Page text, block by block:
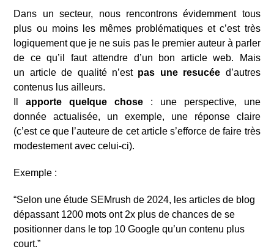
Dans un secteur, nous rencontrons évidemment tous
plus ou moins les mêmes problématiques et c’est très
logiquement que je ne suis pas le premier auteur à parler
de ce qu’il faut attendre d’un bon article web. Mais
un article de qualité n’est pas une resucée d’autres
contenus lus ailleurs.
Ilapporte quelque chose : une perspective, une
donnée actualisée, un exemple, une réponse claire
(c’est ce que l’auteure de cet article s’efforce de faire très
modestement avec celui-ci).
Exemple :
“Selon une étude SEMrush de 2024, les articles de blog
dépassant 1200 mots ont 2x plus de chances de se
positionner dans le top 10 Google qu’un contenu plus
court.”